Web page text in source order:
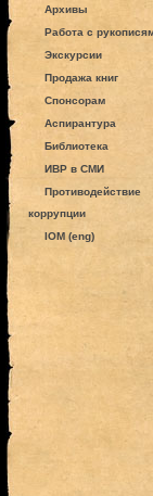
Архивы
Работа с
Экскурсии
Продажа книг
Спонсорам
Аспирантура
Библиотека
ИВР в СМИ
Противодействие
коррупции
IOM (eng)